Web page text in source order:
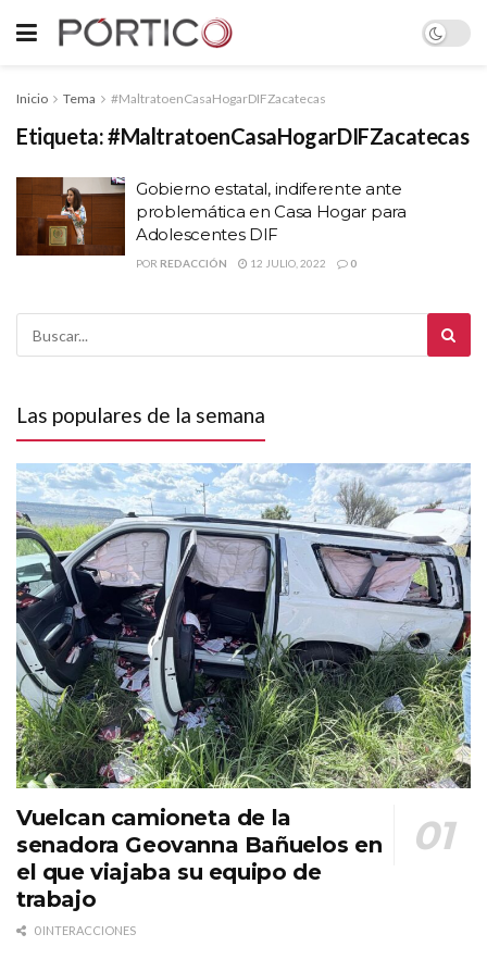
Inicio Tema #MaltratoenCasaHogarDIFZacatecas
Etiqueta:#MaltratoenCasaHogarDIFZacatecas
Gobierno estatal, indiferente ante
problemática en Casa Hogar para
Adolescentes DIF
POR REDACCIÓN 12 JULIO, 2022 0
Las populares de la semana
Vuelcan camioneta de la
senadora Geovanna Bañuelos en
el que viajaba su equipo de
trabajo
0 INTERACCIONES